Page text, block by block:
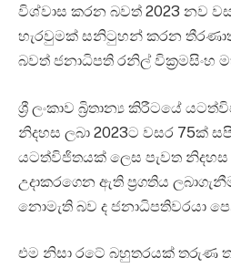
විශ්වාස කරන බවත් 2023 නව
හැරවුමක් සනිටුහන් කරන
බවත් ජනාධිපති රනිල් වික්‍රමසිංහ
ශ්‍රී ලංකාව බ්‍රිතාන්‍ය කිරීටයේ
නිදහස ලබා 2023ට වසර 75ක්
යටත්විජිතයක් ලෙස පැවත
උදාකරගෙන ඇති ප්‍රගතිය
නොමැති බව ද ජනාධිපතිවරයා
එම නිසා රටේ බහුතරයක් තරුණ